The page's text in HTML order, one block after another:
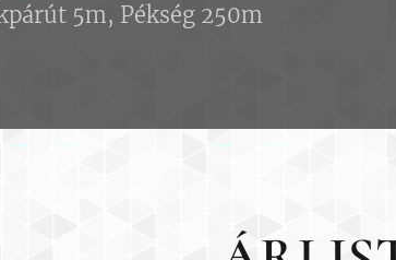
5m, Pékség 250m